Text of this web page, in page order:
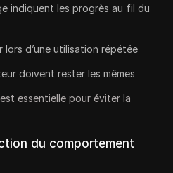
indiquent les progrès au fil du
lors d’une utilisation répétée
doivent rester les mêmes
essentielle pour éviter la
du comportement